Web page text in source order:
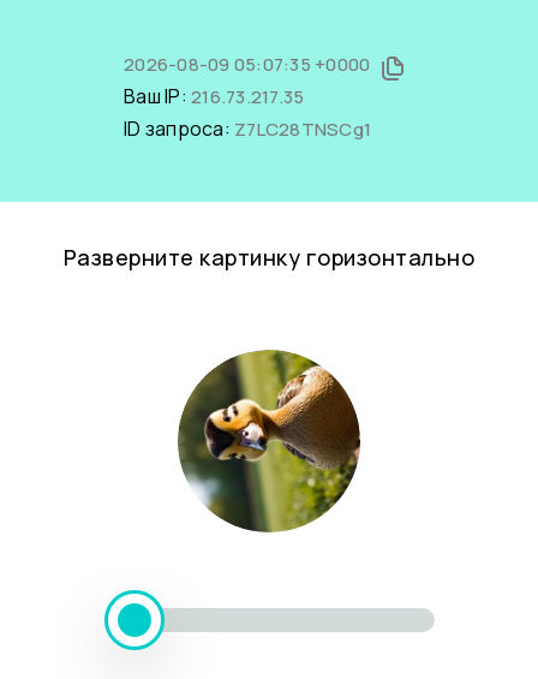
2026-08-09 05:07:35 +0000
Ваш IP: 216.73.217.35
ID запроса: Z7LC28TNSCg1
Разверните картинку горизонтально